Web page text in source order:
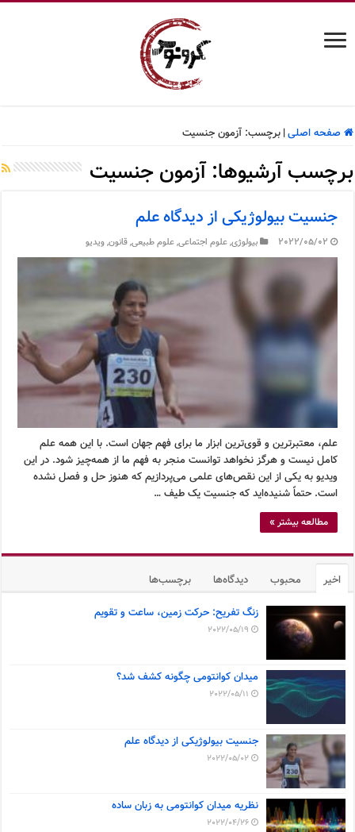
صفحه اصلی| برچسب:آزمون جنسیت
برچسب آرشیوها:آزمون جنسیت
جنسیت بیولوژیکی از دیدگاه علم
2022/05/02 بیولوژی,علوم اجتماعی,علوم طبیعی,قانون,ویدیو
علم، معتبرترین و قوی‌ترین ابزار ما برای فهم جهان است. با این همه علم
کامل نیست و هرگز نخواهد توانست منجر به فهم ما از همه‌چیز شود. در این
ویدیو به یکی از این نقص‌های علمی می‌پردازیم که هنوز حل و فصل نشده
است. حتماً شنیده‌اید که جنسیت یک طیف …
مطالعه بیشتر »
اخیر محبوب دیدگاه‌ها برچسب‌ها
زنگ تفریح: حرکت زمین، ساعت و تقویم
2022/05/19
میدان کوانتومی چگونه کشف شد؟
2022/05/11
جنسیت بیولوژیکی از دیدگاه علم
2022/05/02
نظریه میدان کوانتومی به زبان ساده
2022/04/26